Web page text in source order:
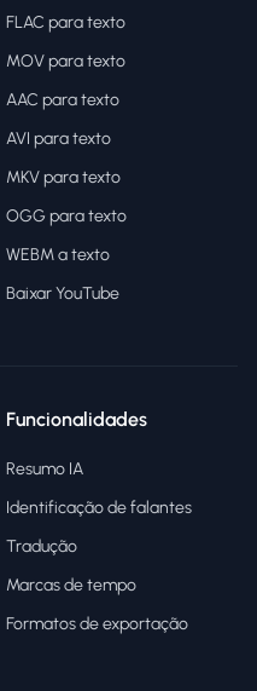
FLAC para texto
MOV para texto
AAC para texto
AVI para texto
MKV para texto
OGG para texto
WEBM a texto
Baixar YouTube
Funcionalidades
Resumo IA
Identificação de falantes
Tradução
Marcas de tempo
Formatos de exportação